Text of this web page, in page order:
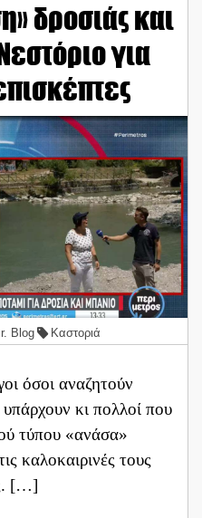
δροσιάς και
για
Blog Καστοριά
όσοι αναζητούν
κι πολλοί που
τύπου «ανάσα»
καλοκαιρινές τους
[…]